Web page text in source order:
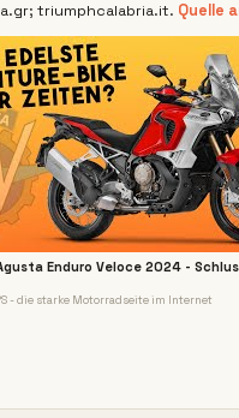
triumphcalabria.it. Quelle
Enduro Veloce 2024 -
- die starke Motorradseite im Internet